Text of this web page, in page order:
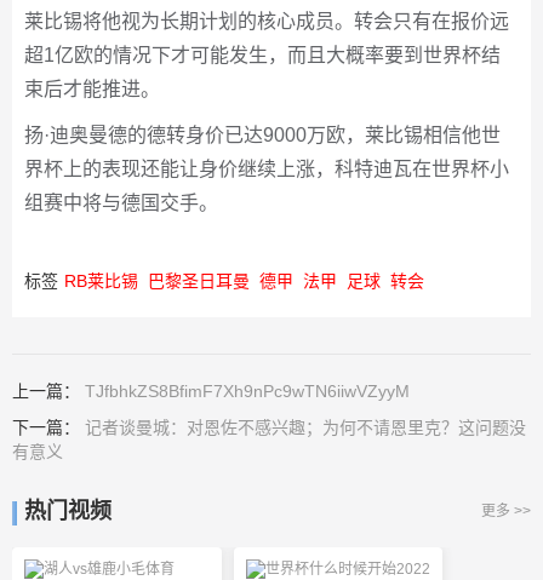
莱比锡将他视为长期计划的核心成员。转会只有在报价远
超1亿欧的情况下才可能发生，而且大概率要到世界杯结
束后才能推进。
扬·迪奥曼德的德转身价已达9000万欧，莱比锡相信他世
界杯上的表现还能让身价继续上涨，科特迪瓦在世界杯小
组赛中将与德国交手。
标签 RB莱比锡 巴黎圣日耳曼 德甲 法甲 足球 转会
上一篇： TJfbhkZS8BfimF7Xh9nPc9wTN6iiwVZyyM
下一篇： 记者谈曼城：对恩佐不感兴趣；为何不请恩里克？这问题没
有意义
热门视频 更多 >>